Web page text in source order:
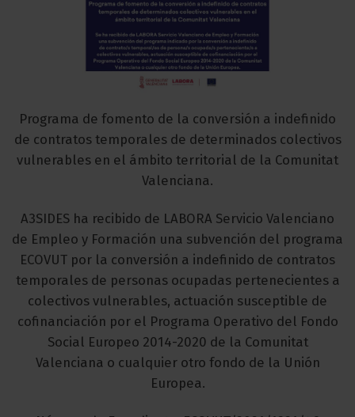
Programa de fomento de la conversión a indefinido
de contratos temporales de determinados colectivos
vulnerables en el ámbito territorial de la Comunitat
Valenciana.
A3SIDES ha recibido de LABORA Servicio Valenciano
de Empleo y Formación una subvención del programa
ECOVUT por la conversión a indefinido de contratos
temporales de personas ocupadas pertenecientes a
colectivos vulnerables, actuación susceptible de
cofinanciación por el Programa Operativo del Fondo
Social Europeo 2014-2020 de la Comunitat
Valenciana o cualquier otro fondo de la Unión
Europea.